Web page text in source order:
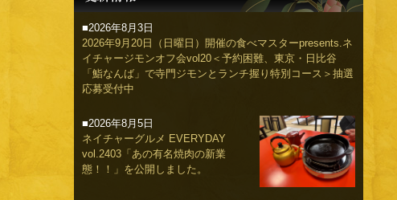
■2026年8月3日
2026年9月20日（日曜日）開催の食べマスターpresents.ネ
イチャージモンオフ会vol20＜予約困難、東京・日比谷
「鮨なんば」で寺門ジモンとランチ握り特別コース＞抽選
応募受付中
■2026年8月5日
ネイチャーグルメ EVERYDAY
vol.2403「あの有名焼肉の新業
態！！」を公開しました。